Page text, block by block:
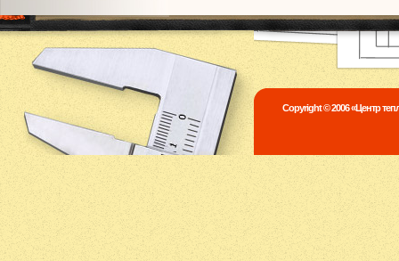
Copyright © 2006 «Центр